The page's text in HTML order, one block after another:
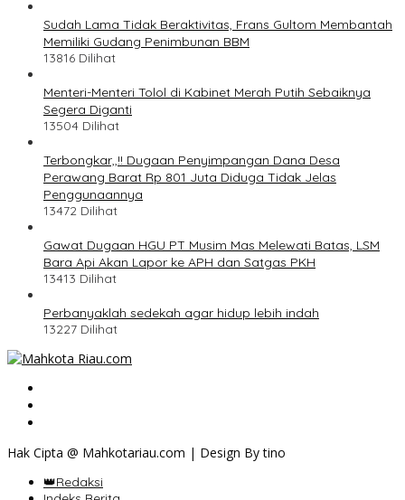
Sudah Lama Tidak Beraktivitas, Frans Gultom Membantah
Memiliki Gudang Penimbunan BBM
13816 Dilihat
Menteri-Menteri Tolol di Kabinet Merah Putih Sebaiknya
Segera Diganti
13504 Dilihat
Terbongkar,,!! Dugaan Penyimpangan Dana Desa
Perawang Barat Rp 801 Juta Diduga Tidak Jelas
Penggunaannya
13472 Dilihat
Gawat Dugaan HGU PT Musim Mas Melewati Batas, LSM
Bara Api Akan Lapor ke APH dan Satgas PKH
13413 Dilihat
Perbanyaklah sedekah agar hidup lebih indah
13227 Dilihat
Hak Cipta @ Mahkotariau.com | Design By tino
👑Redaksi